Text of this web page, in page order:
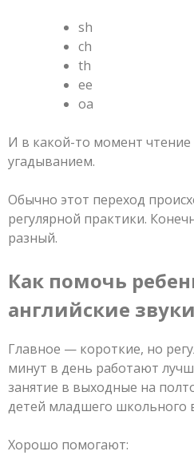
sh
ch
th
ee
oa
И в какой-то момент чтение
угадыванием.
Обычно этот переход
регулярной практики.
разный.
Как помочь
английские звуки
Главное — короткие, но
минут в день работают
занятие в выходные на
детей младшего школьного
Хорошо помогают: